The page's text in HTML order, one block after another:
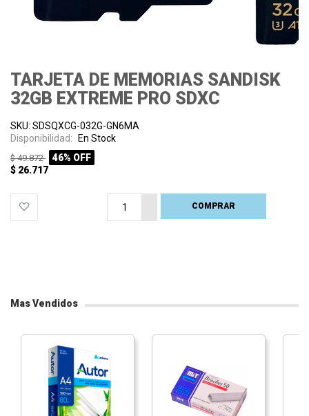
TARJETA DE MEMORIAS SANDISK
32GB EXTREME PRO SDXC
SKU: SDSQXCG-032G-GN6MA
Disponibilidad: En Stock
$ 49.872
46% OFF
$ 26.717
COMPRAR
PROCESANDO
Mas Vendidos